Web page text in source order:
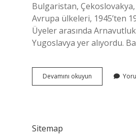
Bulgaristan,
Avrupa ülkeleri, 1945’ten
Üyeler arasında
Yugoslavya yer alıyordu.
Devamını okuyun Comecon
Hangi
Sitemap